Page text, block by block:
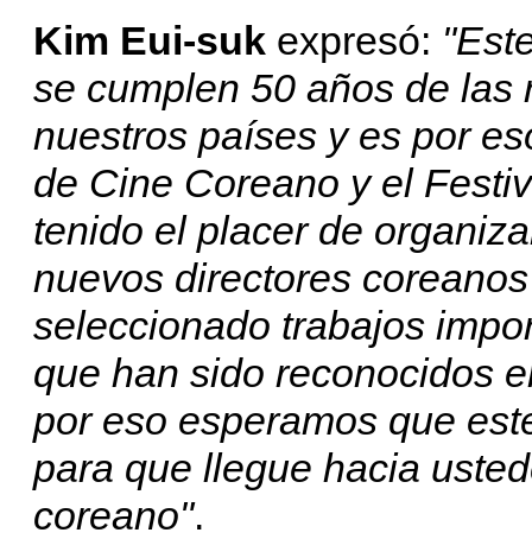
Kim Eui-suk expresó:
se cumplen 50 años de
nuestros países y es por
de Cine Coreano y el
tenido el placer de
nuevos directores
seleccionado trabajos
que han sido reconocidos
por eso esperamos que
para que llegue hacia
coreano".